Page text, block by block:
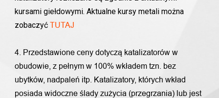
kursami giełdowymi. Aktualne kursy metali można
zobaczyć TUTAJ
4. Przedstawione ceny dotyczą katalizatorów w
obudowie, z pełnym w 100% wkładem tzn. bez
ubytków, nadpaleń itp. Katalizatory, których wkład
posiada widoczne ślady zużycia (przegrzania) lub jest